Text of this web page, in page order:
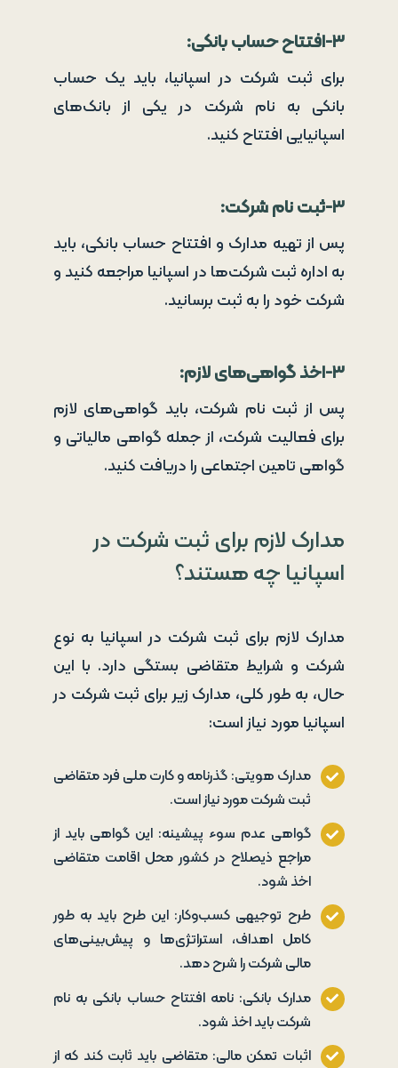
۳-افتتاح حساب بانکی :
برای ثبت شرکت در اسپانیا، باید یک حساب
بانکی به نام شرکت در یکی از بانک‌های
اسپانیایی افتتاح کنید.
۳-ثبت نام شرکت :
پس از تهیه مدارک و افتتاح حساب بانکی، باید
به اداره ثبت شرکت‌ها در اسپانیا مراجعه کنید و
شرکت خود را به ثبت برسانید.
۳-اخذ گواهی‌های لازم :
پس از ثبت نام شرکت، باید گواهی‌های لازم
برای فعالیت شرکت، از جمله گواهی مالیاتی و
گواهی تامین اجتماعی را دریافت کنید.
مدارک لازم برای ثبت شرکت در
اسپانیا چه هستند؟
مدارک لازم برای ثبت شرکت در اسپانیا به نوع
شرکت و شرایط متقاضی بستگی دارد. با این
حال، به طور کلی، مدارک زیر برای ثبت شرکت در
اسپانیا مورد نیاز است:
مدارک هویتی: گذرنامه و کارت ملی فرد متقاضی
ثبت شرکت مورد نیاز است.
گواهی عدم سوء پیشینه: این گواهی باید از
مراجع ذیصلاح در کشور محل اقامت متقاضی
اخذ شود.
طرح توجیهی کسب‌وکار: این طرح باید به طور
کامل اهداف، استراتژی‌ها و پیش‌بینی‌های
مالی شرکت را شرح دهد.
مدارک بانکی: نامه افتتاح حساب بانکی به نام
شرکت باید اخذ شود.
اثبات تمکن مالی: متقاضی باید ثابت کند که از